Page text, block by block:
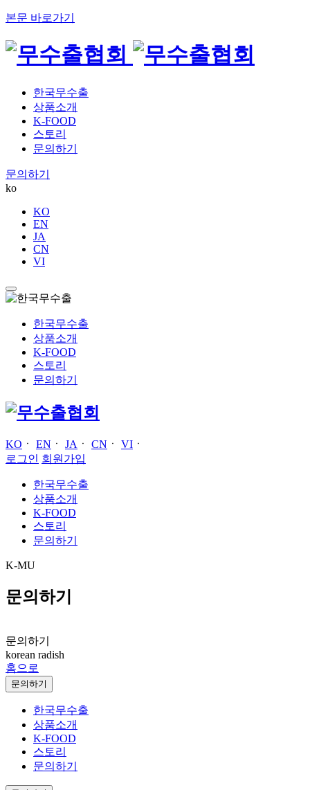
본문 바로가기
한국무수출
상품소개
K-FOOD
스토리
문의하기
문의하기
ko
KO
EN
JA
CN
VI
한국무수출
상품소개
K-FOOD
스토리
문의하기
KO ㆍ EN ㆍ JA ㆍ CN ㆍ VI ㆍ
로그인 회원가입
한국무수출
상품소개
K-FOOD
스토리
문의하기
K-MU
문의하기
문의하기
korean radish
홈으로
문의하기
한국무수출
상품소개
K-FOOD
스토리
문의하기